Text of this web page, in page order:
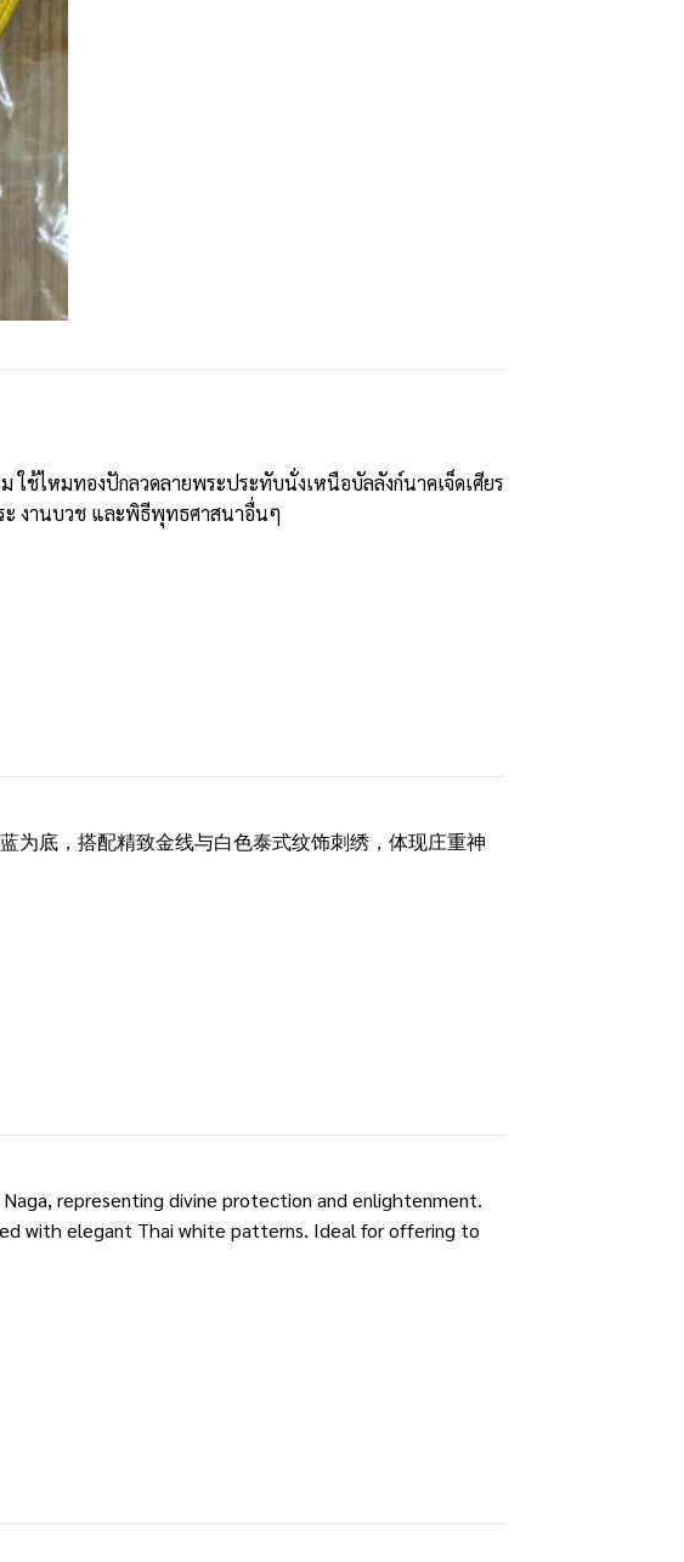
ช้ไหมทองปักลวดลายพระประทับนั่งเหนือบัลลังก์นาคเจ็ดเศียร
ะ งานบวช และพิธีพุทธศาสนาอื่นๆ
底，搭配精致金线与白色泰式纹饰刺绣，体现庄重神
representing divine protection and enlightenment.
with elegant Thai white patterns. Ideal for offering to